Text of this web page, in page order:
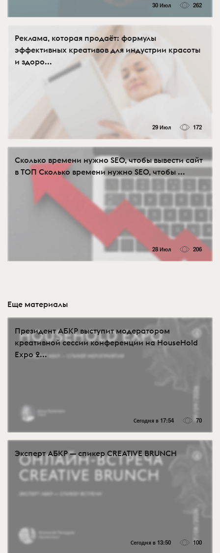
30 Июл 262
Реклама, которая продаёт: формулы
эффективных креативов для индустрии красоты
и здоро...
29 Июл 172
Сколько времени нужно SEO, чтобы вывести сайт
в ТОП Сколько времени нужно SEO, чтобы ...
28 Июл 206
Еще материалы
Президент АБКР выступит модератором
креативной сессии конференции на HouseHold
Expo 2...
Сегодня в 17:54 70
Эксперт АБКР — спикер CREATIVE BRUNCH
Сегодня в 13:50 100